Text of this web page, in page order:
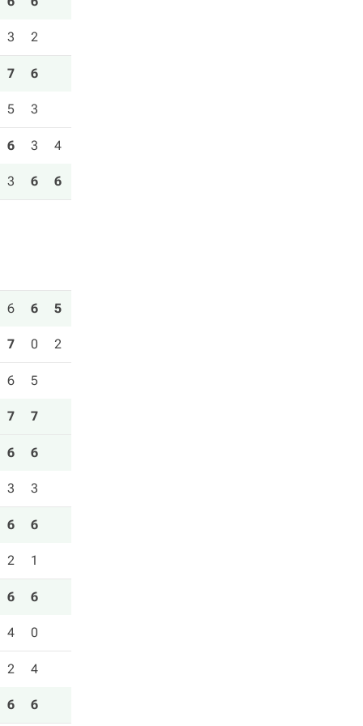
3 2
7 6
5 3
6 3 4
3 6 6
6 6 5
7 0 2
6 5
7 7
6 6
3 3
6 6
2 1
6 6
4 0
2 4
6 6